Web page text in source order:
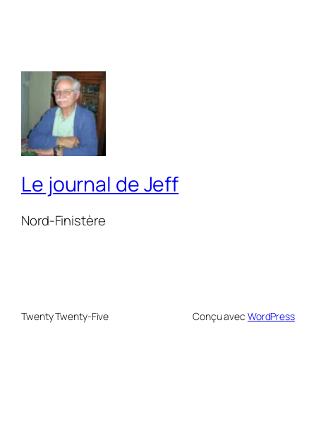
Le journal de Jeff
Nord-Finistère
Twenty Twenty-Five Conçu avec WordPress